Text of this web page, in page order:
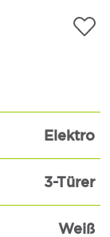
Elektro
3-Türer
Weiß